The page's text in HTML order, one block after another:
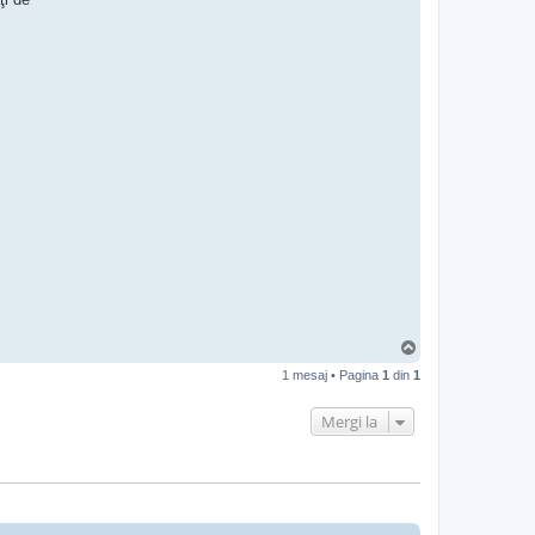
s
1 mesaj • Pagina 1 din 1
Mergi la